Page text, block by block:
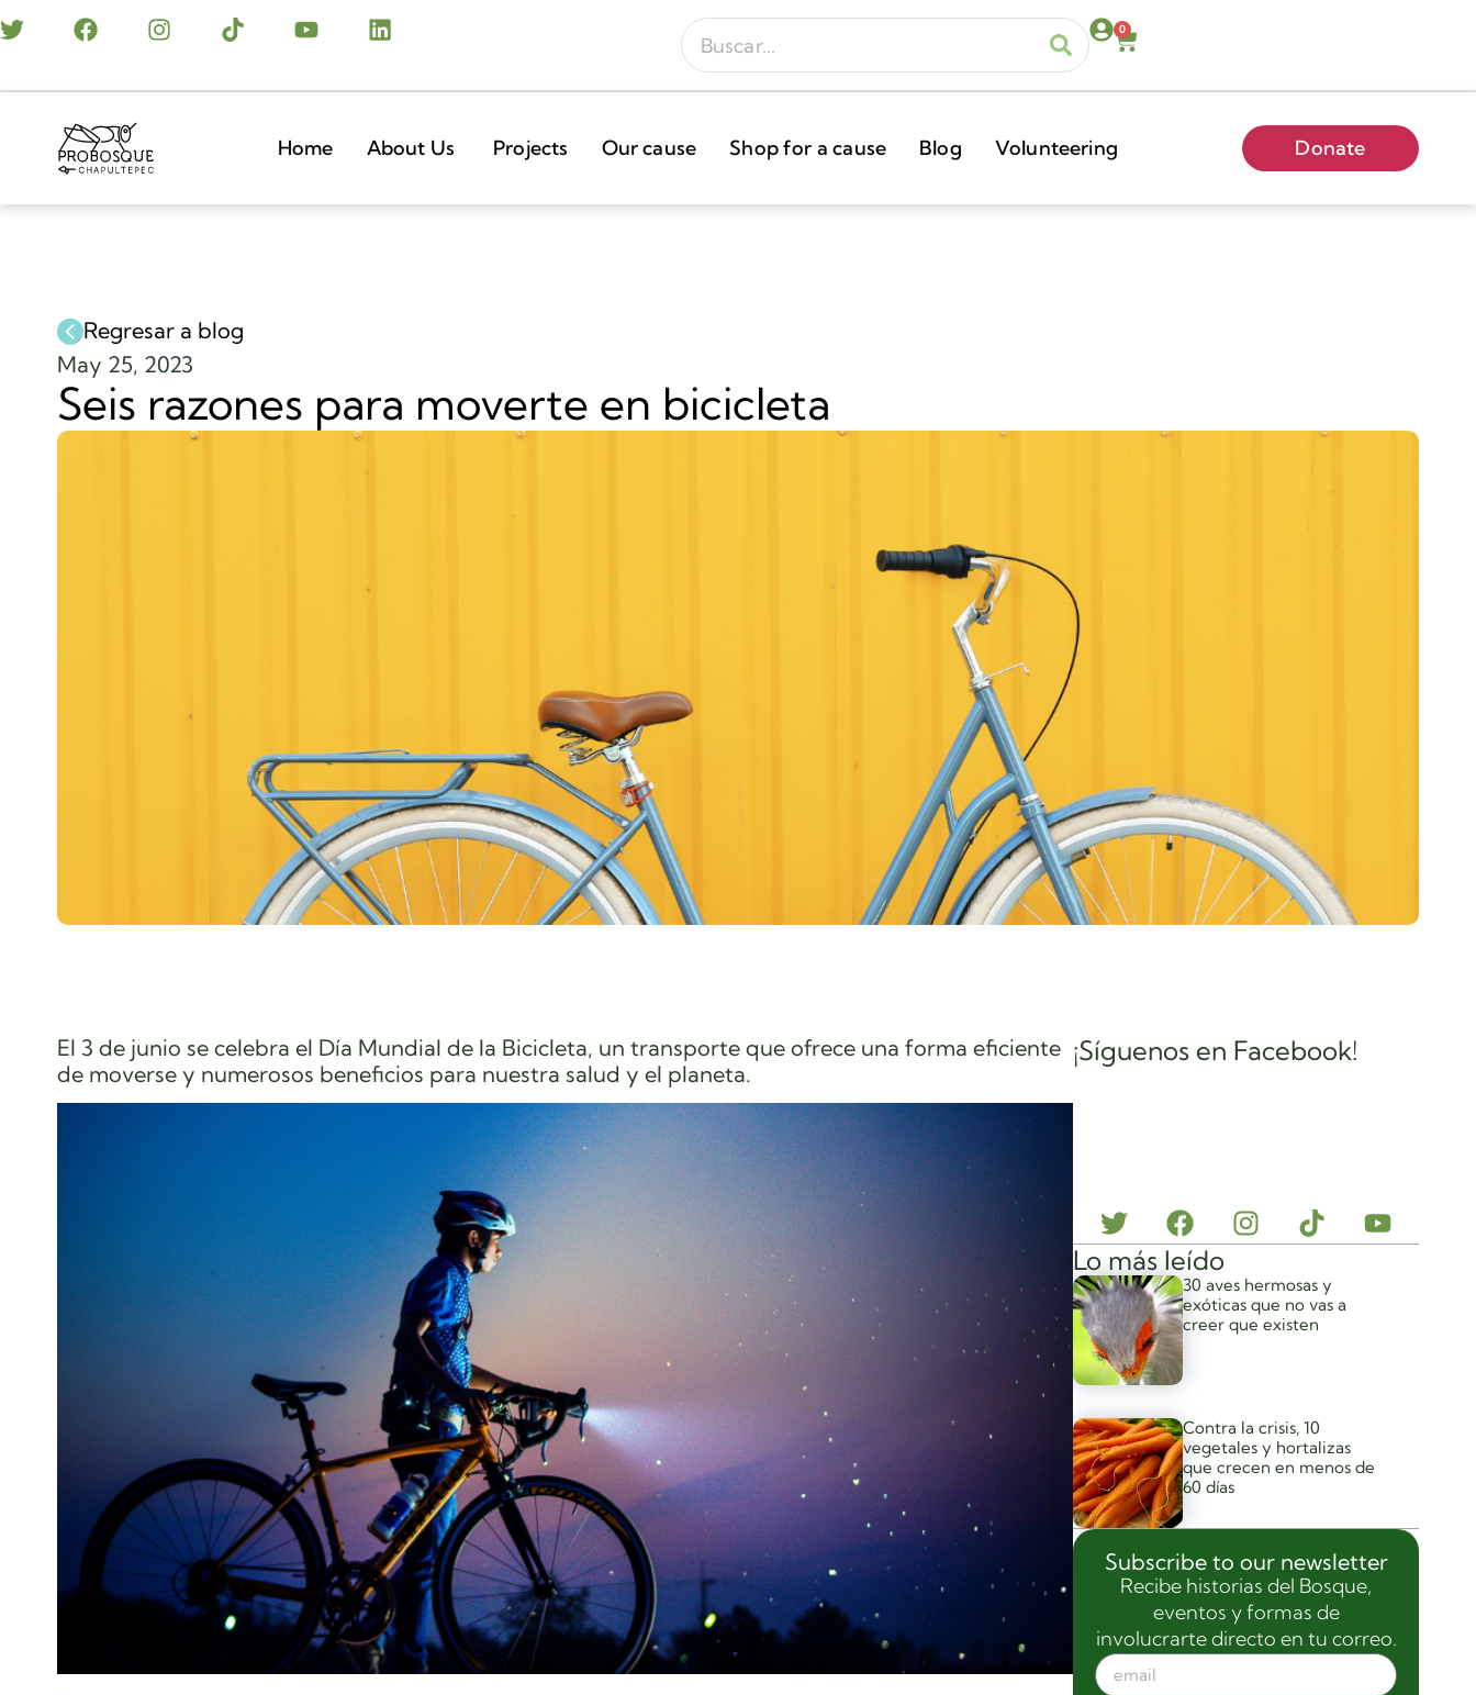
0
Home About Us Projects Our cause Shop for a cause Blog Volunteering Donate
Regresar a blog
May 25, 2023
Seis razones para moverte en bicicleta
El 3 de junio se celebra el Día Mundial de la Bicicleta, un transporte que ofrece una forma eficiente
de moverse y numerosos beneficios para nuestra salud y el planeta.
¡Síguenos en Facebook!
Lo más leído
30 aves hermosas y
exóticas que no vas a
creer que existen
Contra la crisis, 10
vegetales y hortalizas
que crecen en menos de
60 días
Subscribe to our newsletter
Recibe historias del Bosque,
eventos y formas de
involucrarte directo en tu correo.